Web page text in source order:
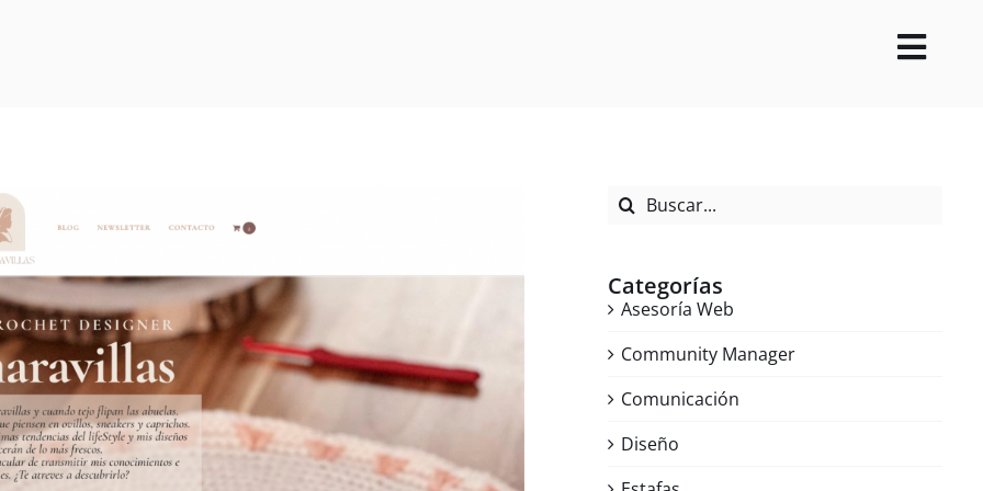
FORMACIÓN
BLOG
ILUSTRACIÓN
FOTOGRAFÍA
CONTACTO
HAZTE TÚ LA WEB
Buscar:
Categorías
Asesoría Web
Community Manager
Comunicación
Diseño